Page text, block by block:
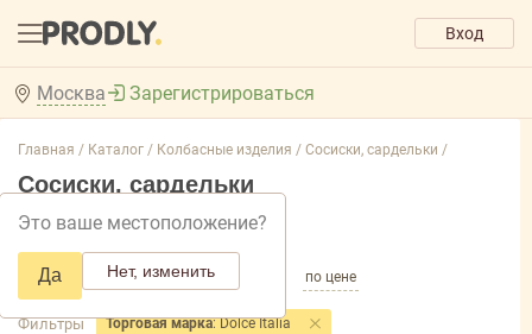
Вход
Москва
Это ваше местоположение?
Да Нет, изменить
Зарегистрироваться
Главная / Каталог / Колбасные изделия / Сосиски, сардельки /
Сосиски, сардельки
Добавить фильтр товаров
по популярности по названию по цене
Фильтры Торговая марка: Dolce Italia